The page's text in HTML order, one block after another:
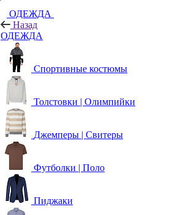
ОДЕЖДА
Назад
ОДЕЖДА
Спортивные костюмы
Толстовки | Олимпийки
Джемперы | Свитеры
Футболки | Поло
Пиджаки